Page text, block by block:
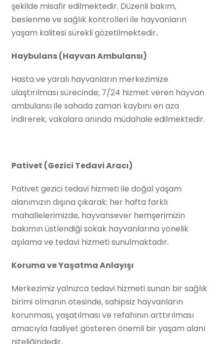
şekilde misafir edilmektedir. Düzenli bakım,
beslenme ve sağlık kontrolleri ile hayvanların
yaşam kalitesi sürekli gözetilmektedir.
Haybulans (Hayvan Ambulansı)
Hasta ve yaralı hayvanların merkezimize
ulaştırılması sürecinde; 7/24 hizmet veren hayvan
ambulansı ile sahada zaman kaybını en aza
indirerek, vakalara anında müdahale edilmektedir.
Pativet (Gezici Tedavi Aracı)
Pativet gezici tedavi hizmeti ile doğal yaşam
alanımızın dışına çıkarak; her hafta farklı
mahallelerimizde, hayvansever hemşerimizin
bakımın üstlendiği sokak hayvanlarına yönelik
aşılama ve tedavi hizmeti sunulmaktadır.
Koruma ve Yaşatma Anlayışı
Merkezimiz yalnızca tedavi hizmeti sunan bir sağlık
birimi olmanın ötesinde, sahipsiz hayvanların
korunması, yaşatılması ve refahının arttırılması
amacıyla faaliyet gösteren önemli bir yaşam alanı